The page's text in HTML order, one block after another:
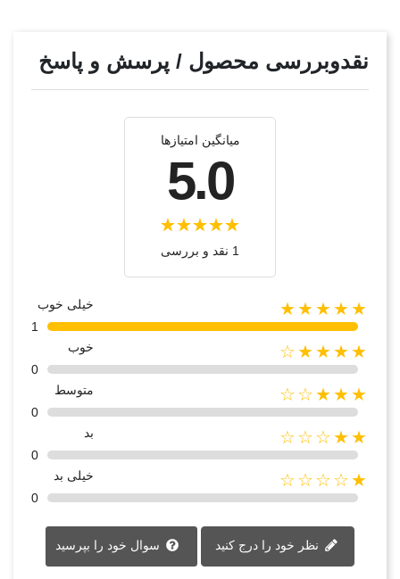
نقدوبررسی محصول / پرسش و پاسخ
میانگین امتیازها
5.0
1 نقد و بررسی
★★★★★
خیلی خوب
1
★★★★☆
خوب
0
★★★☆☆
متوسط
0
★★☆☆☆
بد
0
★☆☆☆☆
خیلی بد
0
سوال خود را بپرسید